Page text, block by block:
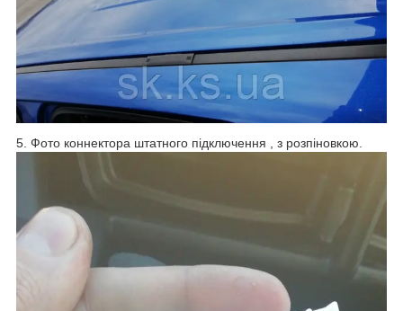
5. Фото коннектора штатного підключення , з розпіновкою.